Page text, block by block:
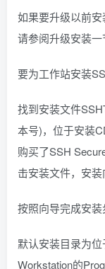
如果要升级以前安
请参阅升级安装一
要为工作站安装
找到安装文件
本号)，位于安装
购买了SSH
击安装文件，安装
按照向导完成安装
默认安装目录为
Workstation的